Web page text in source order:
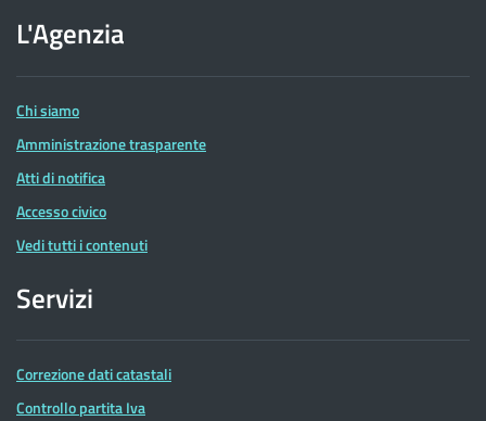
dell'Agenzia
delle
Entrate
L'Agenzia
Chi siamo
Amministrazione trasparente
Atti di notifica
Accesso civico
Vedi tutti i contenuti
Servizi
Correzione dati catastali
Controllo partita Iva